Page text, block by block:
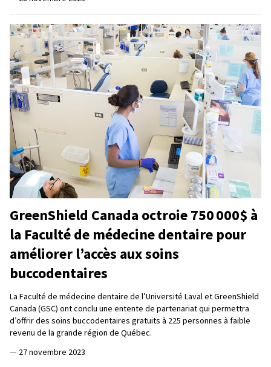
GreenShield Canada octroie 750 000$ à
la Faculté de médecine dentaire pour
améliorer l’accès aux soins
buccodentaires
La Faculté de médecine dentaire de l’Université Laval et GreenShield
Canada (GSC) ont conclu une entente de partenariat qui permettra
d’offrir des soins buccodentaires gratuits à 225 personnes à faible
revenu de la grande région de Québec.
— 27 novembre 2023